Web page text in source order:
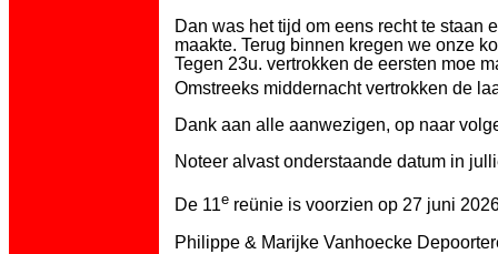
Dan was het tijd om eens recht te staan
maakte. Terug binnen kregen we onze
Tegen 23u. vertrokken de eersten moe
Omstreeks middernacht vertrokken de
Dank aan alle aanwezigen, op naar
Noteer alvast onderstaande datum in
De 11ereünie is voorzien op 27 juni
Philippe & Marijke Vanhoecke